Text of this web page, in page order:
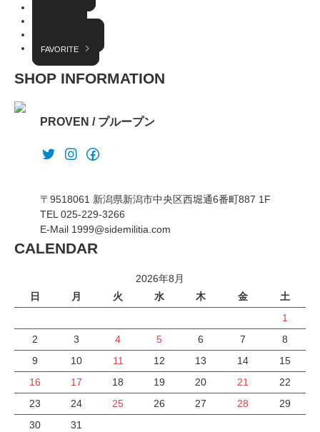
FAVORITE
SHOP INFORMATION
PROVEN / プループン
〒9518061 新潟県新潟市中央区西堀通6番町887 1F
TEL 025-229-3266
E-Mail 1999@sidemilitia.com
CALENDAR
2026年8月
日
月 火 水 木 金
土
1
2
3 4 5 6 7
8
9
10 11 12 13 14
15
16
17 18 19 20 21
22
23
24 25 26 27 28
29
30
31